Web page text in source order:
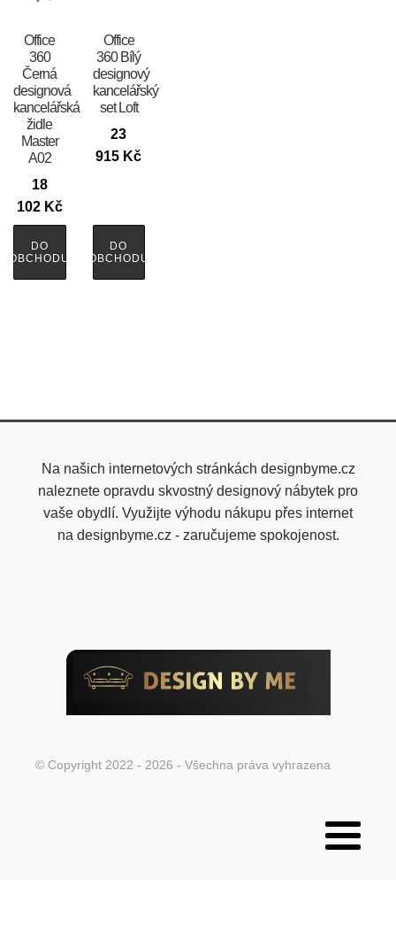
Office
360
Černá
designová
kancelářská
židle
Master
A02
18
102 Kč
DO
OBCHODU
Office
360 Bílý
designový
kancelářský
set Loft
23
915 Kč
DO
OBCHODU
Na našich internetových stránkách designbyme.cz
naleznete opravdu skvostný designový nábytek pro
vaše obydlí. Využijte výhodu nákupu přes internet
na designbyme.cz - zaručujeme spokojenost.
© Copyright 2022 - 2026 - Všechna práva vyhrazena